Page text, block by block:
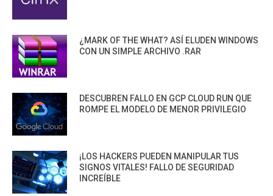
¿MARK OF THE WHAT? ASÍ ELUDEN WINDOWS
CON UN SIMPLE ARCHIVO .RAR
DESCUBREN FALLO EN GCP CLOUD RUN QUE
ROMPE EL MODELO DE MENOR PRIVILEGIO
¡LOS HACKERS PUEDEN MANIPULAR TUS
SIGNOS VITALES! FALLO DE SEGURIDAD
INCREÍBLE